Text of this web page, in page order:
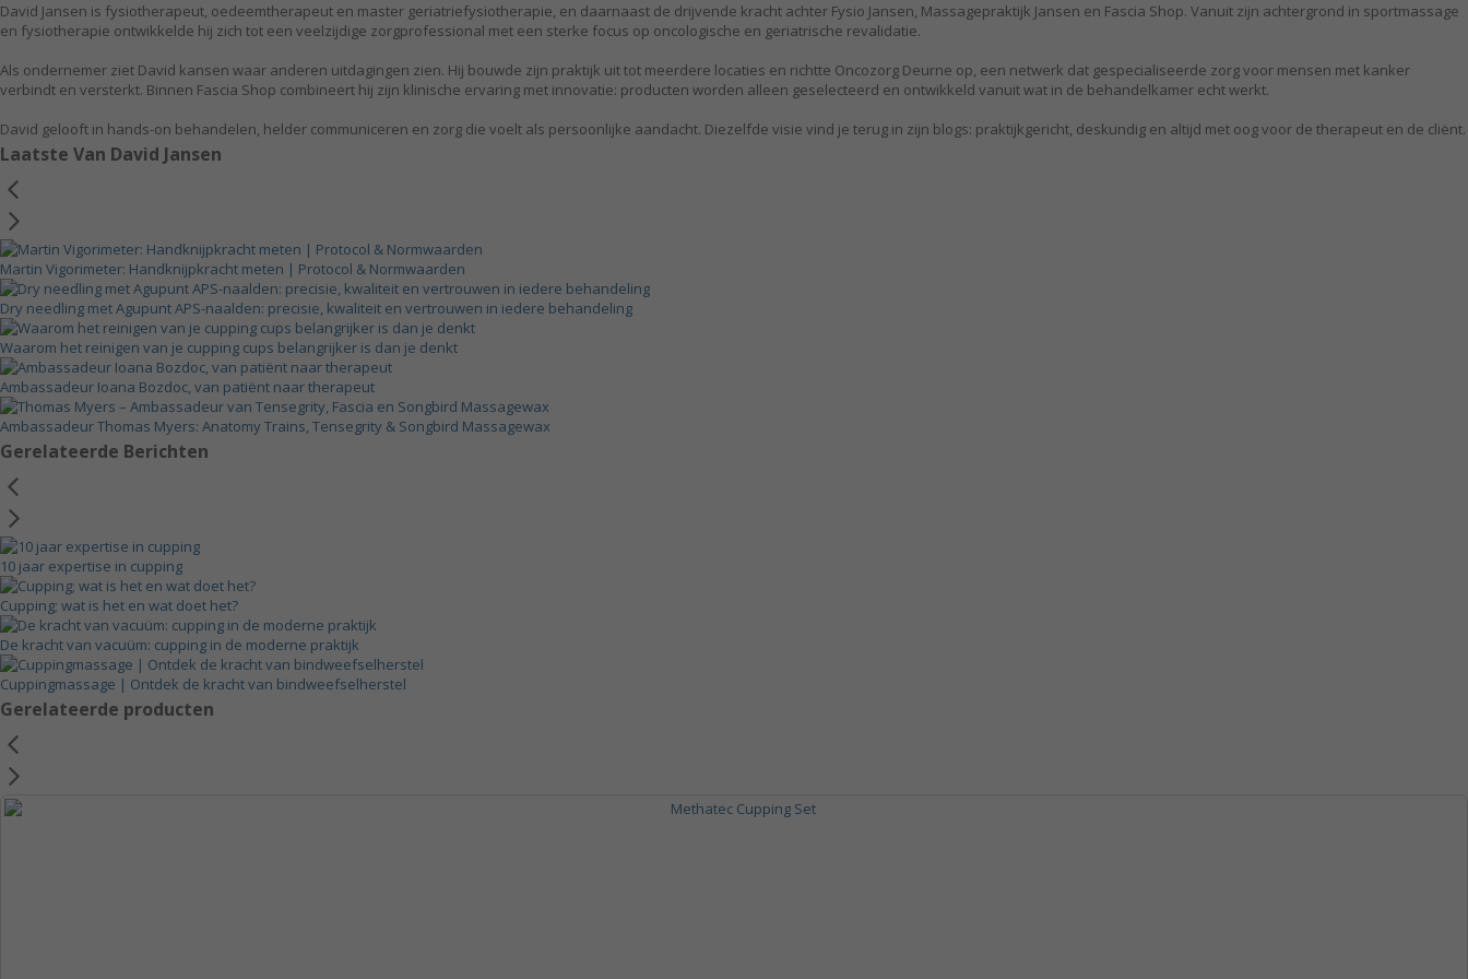
David Jansen is fysiotherapeut, oedeemtherapeut en master geriatriefysiotherapie, en daarnaast de drijvende kracht achter Fysio Jansen, Massagepraktijk Jansen en Fascia Shop. Vanuit zijn achtergrond in sportmassage
en fysiotherapie ontwikkelde hij zich tot een veelzijdige zorgprofessional met een sterke focus op oncologische en geriatrische revalidatie.
Als ondernemer ziet David kansen waar anderen uitdagingen zien. Hij bouwde zijn praktijk uit tot meerdere locaties en richtte Oncozorg Deurne op, een netwerk dat gespecialiseerde zorg voor mensen met kanker
verbindt en versterkt. Binnen Fascia Shop combineert hij zijn klinische ervaring met innovatie: producten worden alleen geselecteerd en ontwikkeld vanuit wat in de behandelkamer echt werkt.
David gelooft in hands-on behandelen, helder communiceren en zorg die voelt als persoonlijke aandacht. Diezelfde visie vind je terug in zijn blogs: praktijkgericht, deskundig en altijd met oog voor de therapeut en de cliënt.
Laatste Van David Jansen
Martin Vigorimeter: Handknijpkracht meten | Protocol & Normwaarden
Dry needling met Agupunt APS-naalden: precisie, kwaliteit en vertrouwen in iedere behandeling
Waarom het reinigen van je cupping cups belangrijker is dan je denkt
Ambassadeur Ioana Bozdoc, van patiënt naar therapeut
Ambassadeur Thomas Myers: Anatomy Trains, Tensegrity & Songbird Massagewax
Gerelateerde Berichten
10 jaar expertise in cupping
Cupping; wat is het en wat doet het?
De kracht van vacuüm: cupping in de moderne praktijk
Cuppingmassage | Ontdek de kracht van bindweefselherstel
Gerelateerde producten